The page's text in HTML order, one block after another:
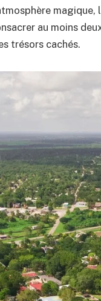
magique,
au moins
trésors cachés.